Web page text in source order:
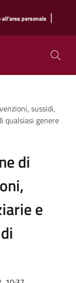
all'area personale |
sussidi,
qualsiasi genere
di
e